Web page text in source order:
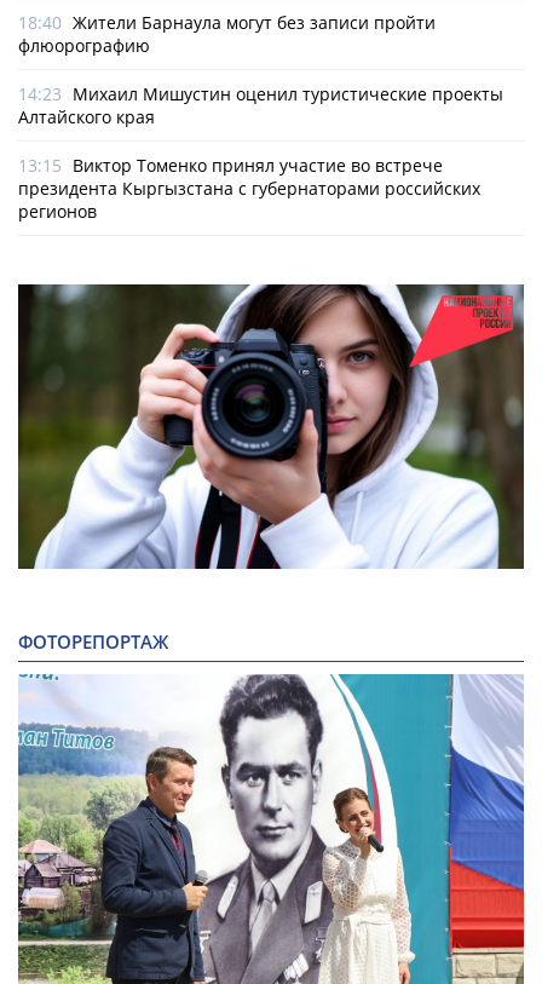
18:40 Жители Барнаула могут без записи пройти
флюорографию
14:23 Михаил Мишустин оценил туристические проекты
Алтайского края
13:15 Виктор Томенко принял участие во встрече
президента Кыргызстана с губернаторами российских
регионов
ФОТОРЕПОРТАЖ